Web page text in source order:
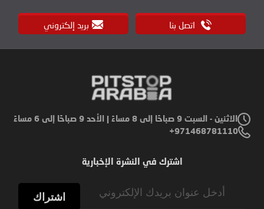
اتصل بنا بريد إلكتروني
الاثنين - السبت 9 صباحًا إلى 8 مساءً | الأحد 9 صباحًا إلى 6 مساءً
971468781110+
اشترك في النشرة الإخبارية
اشتراك